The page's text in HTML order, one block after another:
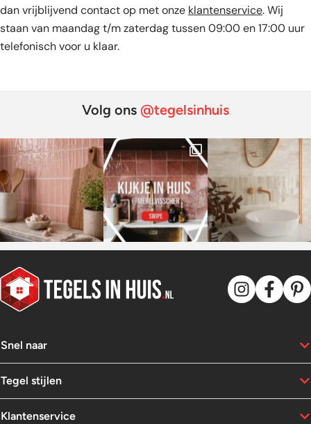
dan vrijblijvend contact op met onze klantenservice. Wij
staan van maandag t/m zaterdag tussen 09:00 en 17:00 uur
telefonisch voor u klaar.
Volg ons @tegelsinhuis
Snel naar
Tegel stijlen
Klantenservice